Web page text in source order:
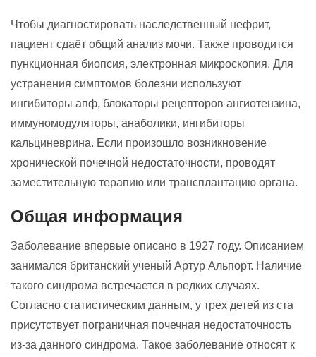
Чтобы диагностировать наследственный нефрит,
пациент сдаёт общий анализ мочи. Также проводится
пункционная биопсия, электронная микроскопия. Для
устранения симптомов болезни используют
ингибиторы апф, блокаторы рецепторов ангиотензина,
иммуномодуляторы, анаболики, ингибиторы
кальциневрина. Если произошло возникновение
хронической почечной недостаточности, проводят
заместительную терапию или трансплантацию органа.
Общая информация
Заболевание впервые описано в 1927 году. Описанием
занимался британский ученый Артур Альпорт. Наличие
такого синдрома встречается в редких случаях.
Согласно статистическим данным, у трех детей из ста
присутствует пограничная почечная недостаточность
из-за данного синдрома. Такое заболевание относят к